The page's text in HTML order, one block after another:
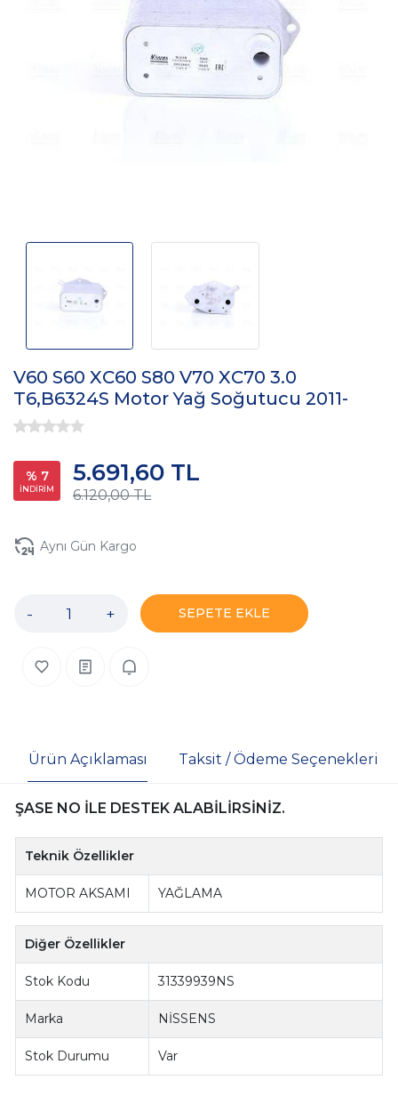
V60 S60 XC60 S80 V70 XC70 3.0
T6,B6324S Motor Yağ Soğutucu 2011-
% 7
İNDİRİM 6.120,00 TL
5.691,60 TL
Aynı Gün Kargo
- + SEPETE EKLE
Ürün Açıklaması Taksit / Ödeme Seçenekleri
ŞASE NO İLE DESTEK ALABİLİRSİNİZ.
Teknik Özellikler
MOTOR AKSAMI YAĞLAMA
Diğer Özellikler
Stok Kodu 31339939NS
Marka NİSSENS
Stok Durumu Var